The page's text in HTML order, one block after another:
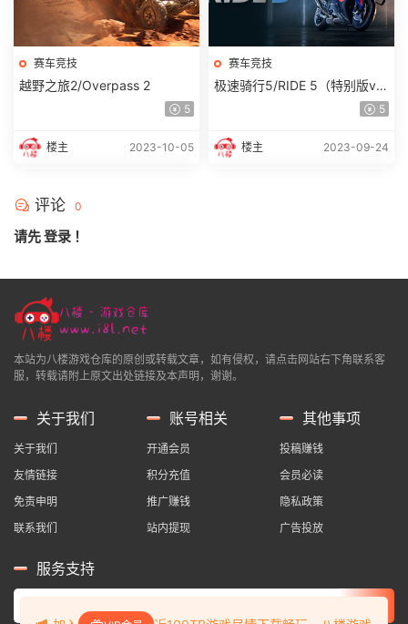
赛车竞技
越野之旅2/Overpass 2
5
楼主 2023-10-05
赛车竞技
极速骑行5/RIDE 5（特别版v2
5
楼主 2023-09-24
评论 0
请先登录 ！
本站为八楼游戏仓库的原创或转载文章，如有侵权，请点击网站右下角联系客
服，转载请附上原文出处链接及本声明，谢谢。
关于我们
关于我们
友情链接
免责申明
联系我们
账号相关
开通会员
积分充值
推广赚钱
站内提现
其他事项
投稿赚钱
会员必读
隐私政策
广告投放
服务支持